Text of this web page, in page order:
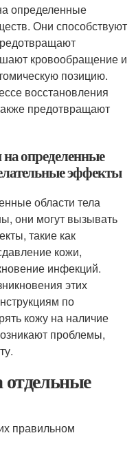
определенные
Они способствуют
кровообращение и
позицию.
восстановления
предотвращают
определенные
эффекты
области тела
они могут вызывать
такие как
кожи,
инфекций.
этих
по
кожу на наличие
проблемы,
отдельные
правильном